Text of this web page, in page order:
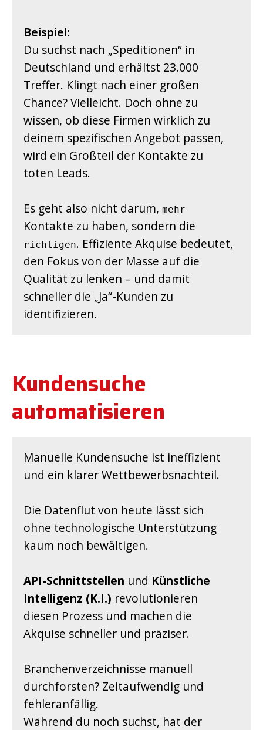
Beispiel:
Du suchst nach „Speditionen“ in
Deutschland und erhältst 23.000
Treffer. Klingt nach einer großen
Chance? Vielleicht. Doch ohne zu
wissen, ob diese Firmen wirklich zu
deinem spezifischen Angebot passen,
wird ein Großteil der Kontakte zu
toten Leads.
Es geht also nicht darum, mehr
Kontakte zu haben, sondern die
richtigen. Effiziente Akquise bedeutet,
den Fokus von der Masse auf die
Qualität zu lenken – und damit
schneller die „Ja“-Kunden zu
identifizieren.
Kundensuche
automatisieren
Manuelle Kundensuche ist ineffizient
und ein klarer Wettbewerbsnachteil.
Die Datenflut von heute lässt sich
ohne technologische Unterstützung
kaum noch bewältigen.
API-Schnittstellen und Künstliche
Intelligenz (K.I.) revolutionieren
diesen Prozess und machen die
Akquise schneller und präziser.
Branchenverzeichnisse manuell
durchforsten? Zeitaufwendig und
fehleranfällig.
Während du noch suchst, hat der